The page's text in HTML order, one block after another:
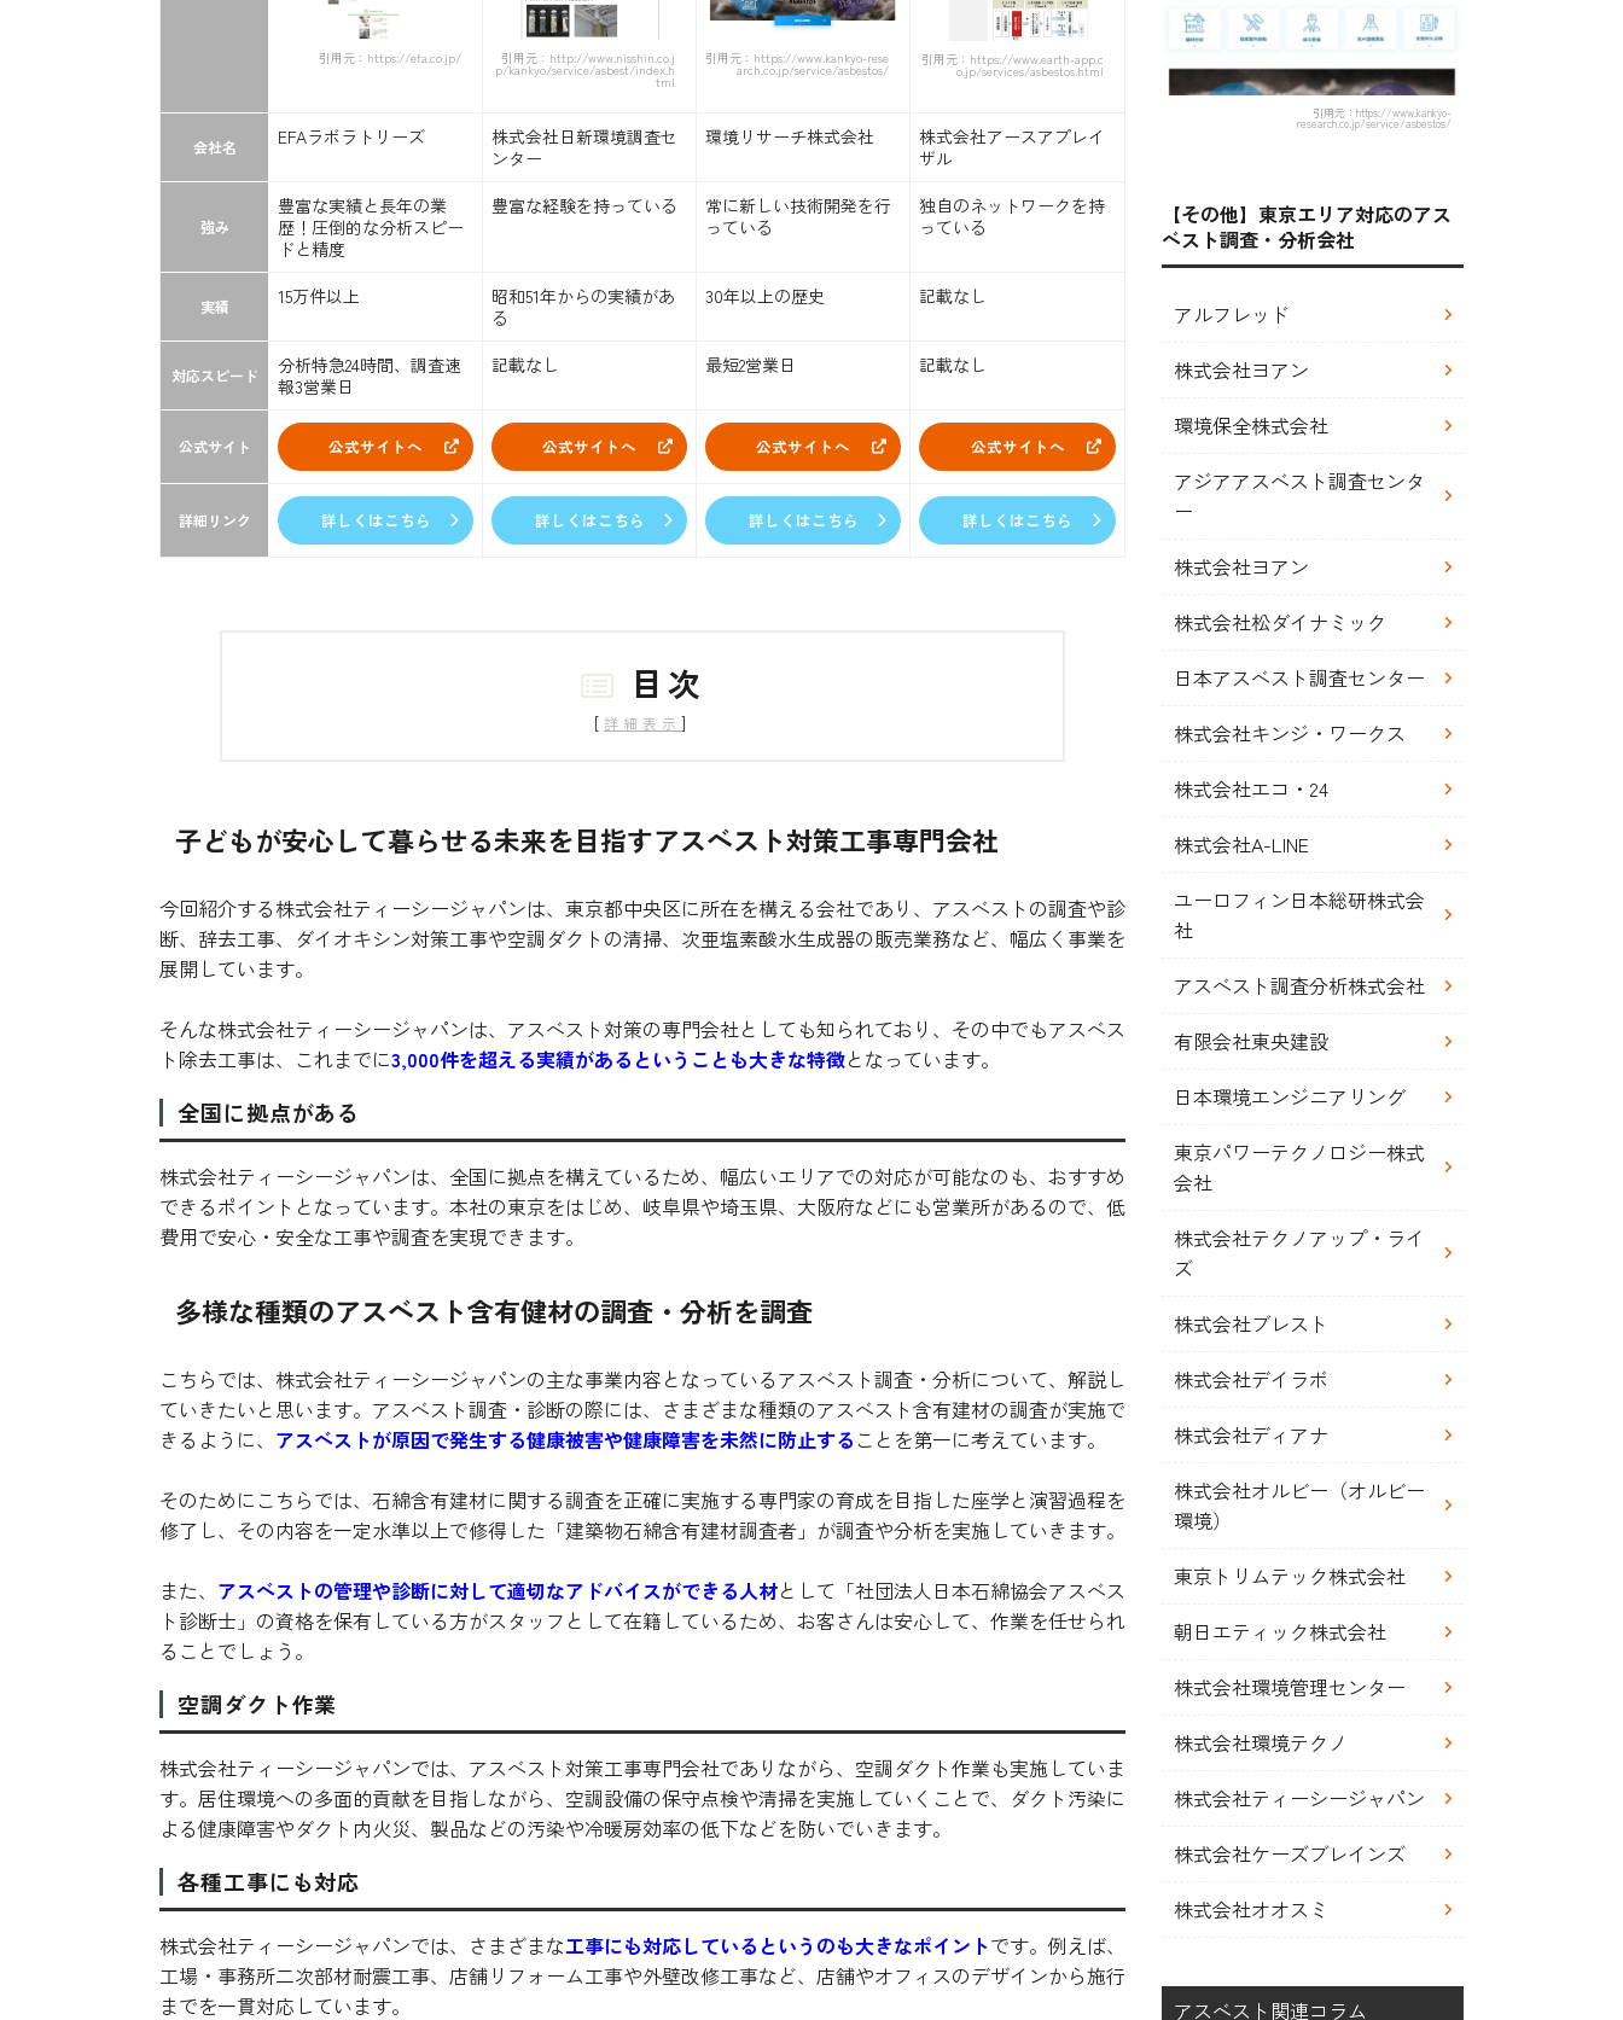
引用元：https://efa.co.jp/ 引用元：http://www.nisshin.co.j
p/kankyo/service/asbest/index.h
tml
引用元：https://www.kankyo-rese
arch.co.jp/service/asbestos/
引用元：https://www.earth-app.c
o.jp/services/asbestos.html
会社名 EFAラボラトリーズ
株式会社日新環境調査セ
ンター
環境リサーチ株式会社
株式会社アースアプレイ
ザル
強み
豊富な実績と長年の業
歴！圧倒的な分析スピー
ドと精度
豊富な経験を持っている
常に新しい技術開発を行
っている
独自のネットワークを持
っている
実績 15万件以上
昭和51年からの実績があ
る
30年以上の歴史 記載なし
対応スピード
分析特急24時間、調査速
報3営業日
記載なし 最短2営業日 記載なし
公式サイト 公式サイトへ 公式サイトへ 公式サイトへ 公式サイトへ
詳細リンク 詳しくはこちら 詳しくはこちら 詳しくはこちら 詳しくはこちら
目次
[ 詳細表示 ]
子どもが安心して暮らせる未来を目指すアスベスト対策工事専門会社
今回紹介する株式会社ティーシージャパンは、東京都中央区に所在を構える会社であり、アスベストの調査や診
断、辞去工事、ダイオキシン対策工事や空調ダクトの清掃、次亜塩素酸水生成器の販売業務など、幅広く事業を
展開しています。
そんな株式会社ティーシージャパンは、アスベスト対策の専門会社としても知られており、その中でもアスベス
ト除去工事は、これまでに3,000件を超える実績があるということも大きな特徴となっています。
全国に拠点がある
株式会社ティーシージャパンは、全国に拠点を構えているため、幅広いエリアでの対応が可能なのも、おすすめ
できるポイントとなっています。本社の東京をはじめ、岐阜県や埼玉県、大阪府などにも営業所があるので、低
費用で安心・安全な工事や調査を実現できます。
多様な種類のアスベスト含有健材の調査・分析を調査
こちらでは、株式会社ティーシージャパンの主な事業内容となっているアスベスト調査・分析について、解説し
ていきたいと思います。アスベスト調査・診断の際には、さまざまな種類のアスベスト含有建材の調査が実施で
きるように、 アスベストが原因で発生する健康被害や健康障害を未然に防止することを第一に考えています。
そのためにこちらでは、石綿含有建材に関する調査を正確に実施する専門家の育成を目指した座学と演習過程を
修了し、その内容を一定水準以上で修得した「建築物石綿含有建材調査者」が調査や分析を実施していきます。
また、 アスベストの管理や診断に対して適切なアドバイスができる人材として「社団法人日本石綿協会アスベス
ト診断士」の資格を保有している方がスタッフとして在籍しているため、お客さんは安心して、作業を任せられ
ることでしょう。
空調ダクト作業
株式会社ティーシージャパンでは、アスベスト対策工事専門会社でありながら、空調ダクト作業も実施していま
す。居住環境への多面的貢献を目指しながら、空調設備の保守点検や清掃を実施していくことで、ダクト汚染に
よる健康障害やダクト内火災、製品などの汚染や冷暖房効率の低下などを防いでいきます。
各種工事にも対応
株式会社ティーシージャパンでは、さまざまな工事にも対応しているというのも大きなポイントです。例えば、
工場・事務所二次部材耐震工事、店舗リフォーム工事や外壁改修工事など、店舗やオフィスのデザインから施行
までを一貫対応しています。
引用元：https://www.kankyo-
research.co.jp/service/asbestos/
【その他】東京エリア対応のアス
ベスト調査・分析会社
アルフレッド
株式会社ヨアン
環境保全株式会社
アジアアスベスト調査センタ
ー
株式会社ヨアン
株式会社松ダイナミック
日本アスベスト調査センター
株式会社キンジ・ワークス
株式会社エコ・24
株式会社A-LINE
ユーロフィン日本総研株式会
社
アスベスト調査分析株式会社
有限会社東央建設
日本環境エンジニアリング
東京パワーテクノロジー株式
会社
株式会社テクノアップ・ライ
ズ
株式会社ブレスト
株式会社デイラボ
株式会社ディアナ
株式会社オルビー（オルビー
環境）
東京トリムテック株式会社
朝日エティック株式会社
株式会社環境管理センター
株式会社環境テクノ
株式会社ティーシージャパン
株式会社ケーズブレインズ
株式会社オオスミ
アスベスト関連コラム